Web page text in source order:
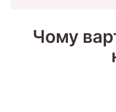
Чому